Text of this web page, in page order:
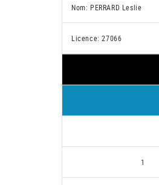
Nom: PERRARD Leslie
Licence: 27066
1